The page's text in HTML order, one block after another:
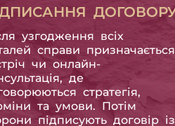
узгодження всіх
справи призначається
чи онлайн-
де
стратегія,
та умови. Потім
підписують договір із